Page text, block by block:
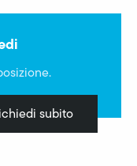
subito